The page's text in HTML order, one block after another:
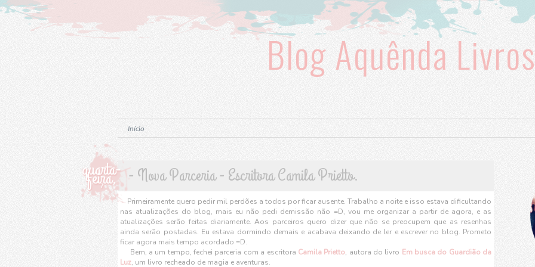
Blog Aquênda
Início
quarta-
feira,
7 - Nova Parceria - Escritora Camila Prietto.
Primeiramente quero pedir mil perdões a todos por ficar ausente. Trabalho a noite e isso estava dificultando
nas atualizações do blog, mais eu não pedi demissão não =D, vou me organizar a partir de agora, e as
atualizações serão feitas diariamente. Aos parceiros quero dizer que não se preocupem que as resenhas
ainda serão postadas. Eu estava dormindo demais e acabava deixando de ler e escrever no blog. Prometo
ficar agora mais tempo acordado =D.
Bem, a um tempo, fechei parceria com a escritora Camila Prietto, autora do livro Em busca do Guardião da
Luz, um livro recheado de magia e aventuras.